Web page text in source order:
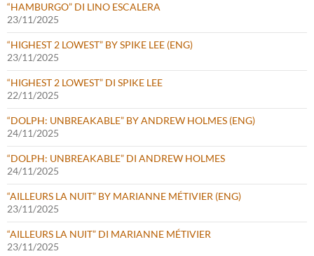
“HAMBURGO” DI LINO ESCALERA
23/11/2025
“HIGHEST 2 LOWEST” BY SPIKE LEE (ENG)
23/11/2025
“HIGHEST 2 LOWEST” DI SPIKE LEE
22/11/2025
“DOLPH: UNBREAKABLE” BY ANDREW HOLMES (ENG)
24/11/2025
“DOLPH: UNBREAKABLE” DI ANDREW HOLMES
24/11/2025
“AILLEURS LA NUIT” BY MARIANNE MÉTIVIER (ENG)
23/11/2025
“AILLEURS LA NUIT” DI MARIANNE MÉTIVIER
23/11/2025